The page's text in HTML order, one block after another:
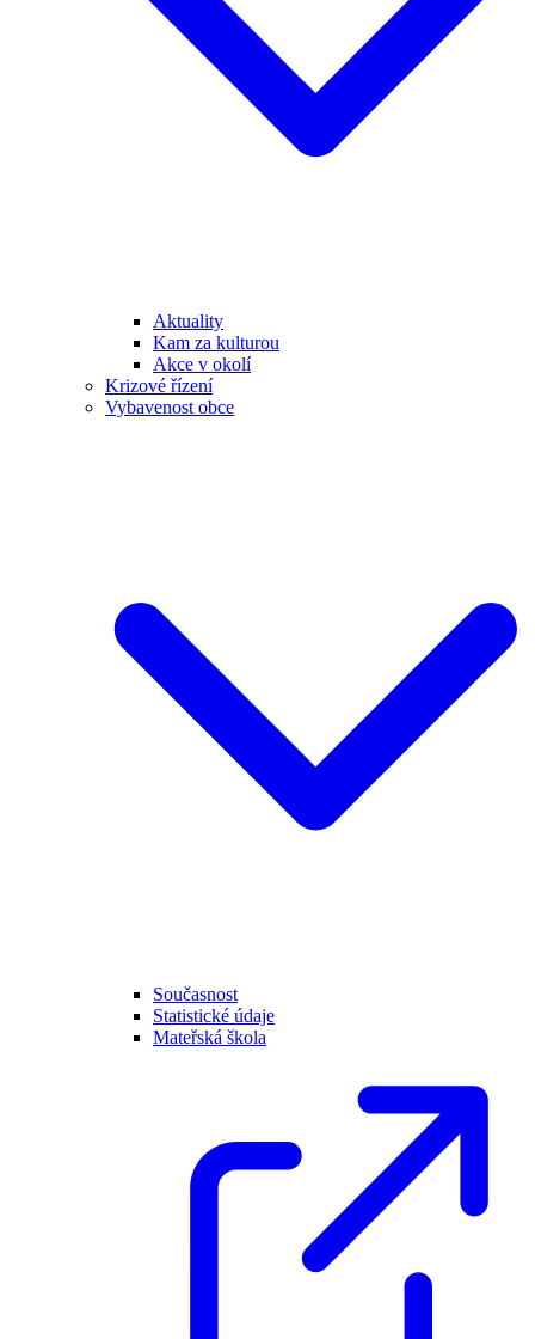
Aktuality
Kam za kulturou
Akce v okolí
Krizové řízení
Vybavenost obce
Současnost
Statistické údaje
Mateřská škola